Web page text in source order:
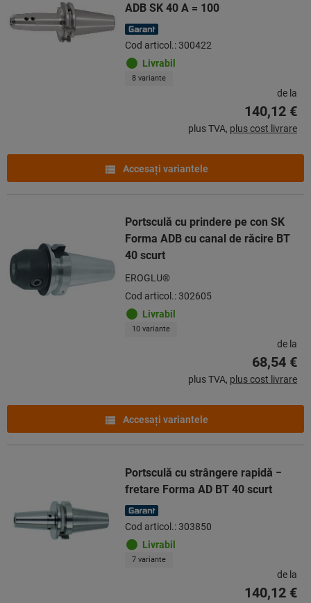
ADB SK 40 A = 100
Cod articol.: 300422
Livrabil
8 variante
de la
140,12 €
plus TVA, plus cost livrare
Accesaţi variantele
Portsculă cu prindere pe con SK
Forma ADB cu canal de răcire BT
40 scurt
EROGLU®
Cod articol.: 302605
Livrabil
10 variante
de la
68,54 €
plus TVA, plus cost livrare
Accesaţi variantele
Portsculă cu strângere rapidă −
fretare Forma AD BT 40 scurt
Cod articol.: 303850
Livrabil
7 variante
de la
140,12 €